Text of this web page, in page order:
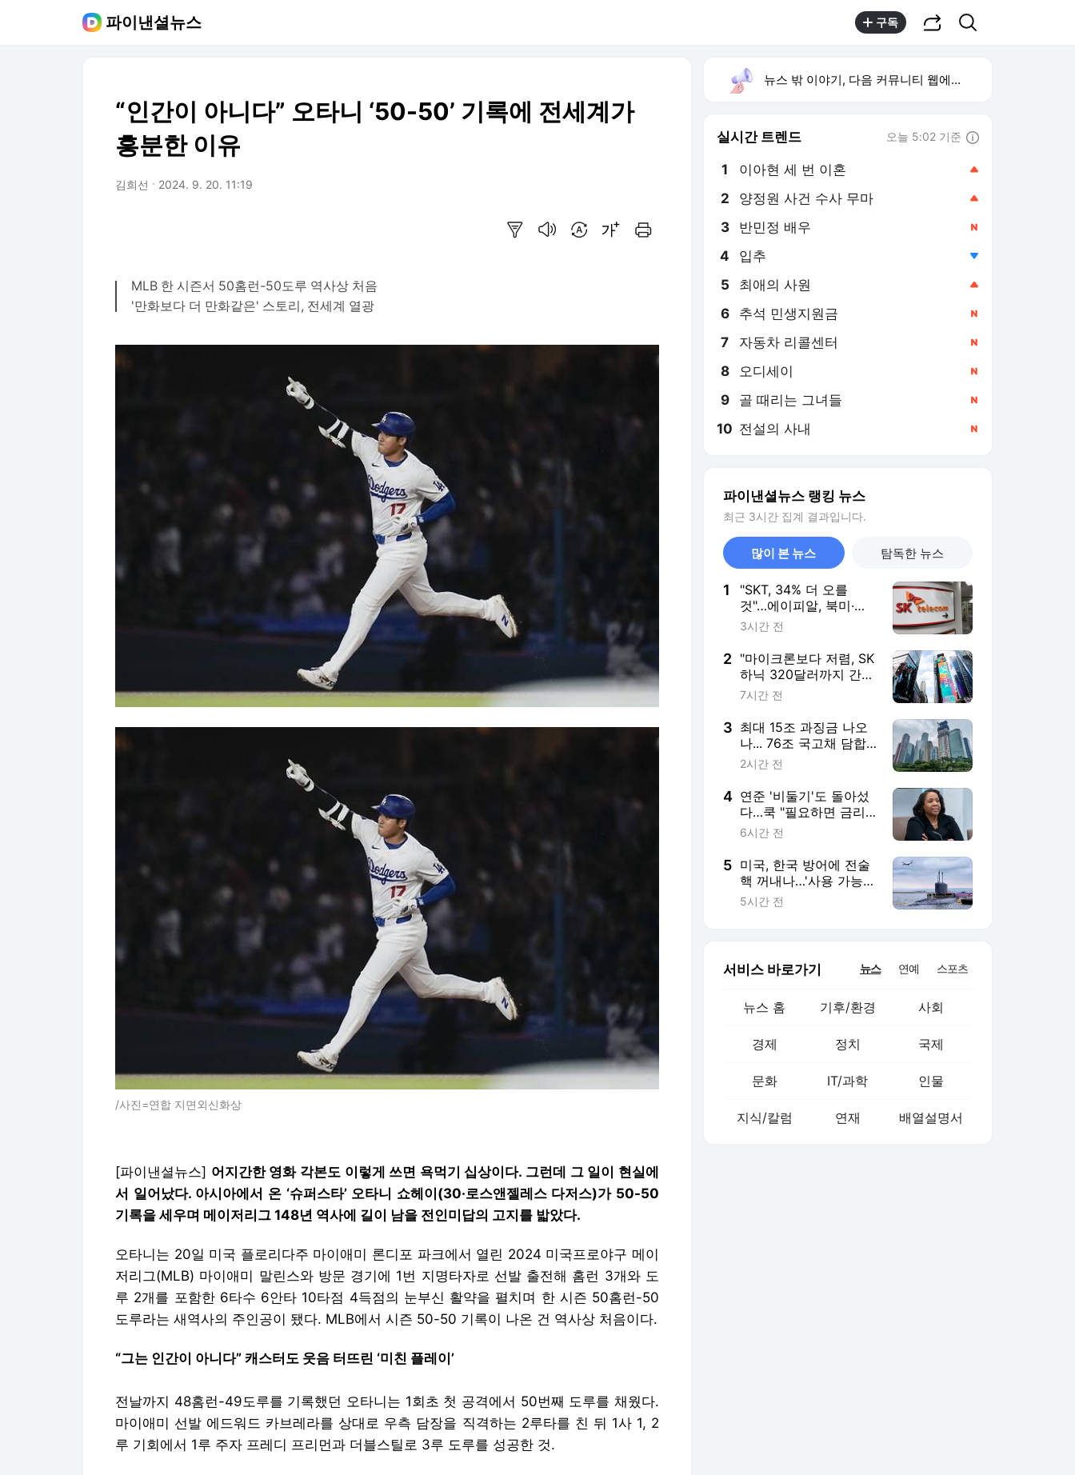
파이낸셜뉴스 구독
“인간이 아니다” 오타니 ‘50-50’ 기록에 전세계가
흥분한 이유
김희선 2024. 9. 20. 11:19
MLB 한 시즌서 50홈런-50도루 역사상 처음
'만화보다 더 만화같은' 스토리, 전세계 열광
/사진=연합 지면외신화상
[파이낸셜뉴스] 어지간한 영화 각본도 이렇게 쓰면 욕먹기 십상이다. 그런데 그 일이 현실에
서 일어났다. 아시아에서 온 ‘슈퍼스타’ 오타니 쇼헤이(30·로스앤젤레스 다저스)가 50-50
기록을 세우며 메이저리그 148년 역사에 길이 남을 전인미답의 고지를 밟았다.
오타니는 20일 미국 플로리다주 마이애미 론디포 파크에서 열린 2024 미국프로야구 메이
저리그(MLB) 마이애미 말린스와 방문 경기에 1번 지명타자로 선발 출전해 홈런 3개와 도
루 2개를 포함한 6타수 6안타 10타점 4득점의 눈부신 활약을 펼치며 한 시즌 50홈런-50
도루라는 새역사의 주인공이 됐다. MLB에서 시즌 50-50 기록이 나온 건 역사상 처음이다.
“그는 인간이 아니다” 캐스터도 웃음 터뜨린 ‘미친 플레이’
전날까지 48홈런-49도루를 기록했던 오타니는 1회초 첫 공격에서 50번째 도루를 채웠다.
마이애미 선발 에드워드 카브레라를 상대로 우측 담장을 직격하는 2루타를 친 뒤 1사 1, 2
루 기회에서 1루 주자 프레디 프리먼과 더블스틸로 3루 도루를 성공한 것.
뉴스 밖 이야기, 다음 커뮤니티 웹에서 보기
실시간 트렌드 오늘 5:02 기준
1 이아현 세 번 이혼
2 양정원 사건 수사 무마
3 반민정 배우
4 입추
5 최애의 사원
6 추석 민생지원금
7 자동차 리콜센터
8 오디세이
9 골 때리는 그녀들
10 전설의 사내
파이낸셜뉴스 랭킹 뉴스
최근 3시간 집계 결과입니다.
많이 본 뉴스 탐독한 뉴스
1
"SKT, 34% 더 오를
것"…에이피알, 북미·유
럽 등 서구권서 성장 본
3시간 전
2 "마이크론보다 저렴, SK
하닉 320달러까지 간
다"…월가는 왜 ADR '매
7시간 전
3 최대 15조 과징금 나오
나... 76조 국고채 담합
심판대 오른다
2시간 전
4 연준 '비둘기'도 돌아섰
다…쿡 "필요하면 금리
올릴 것"
6시간 전
5 미국, 한국 방어에 전술
핵 꺼내나…'사용 가능한
핵' 전략 검토
5시간 전
서비스 바로가기 뉴스 연예 스포츠
뉴스 홈 기후/환경 사회
경제 정치 국제
문화 IT/과학 인물
지식/칼럼 연재 배열설명서